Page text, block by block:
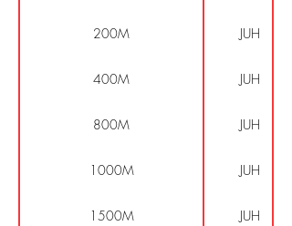
200M JUH
400M JUH
800M JUH
1000M JUH
1500M JUH